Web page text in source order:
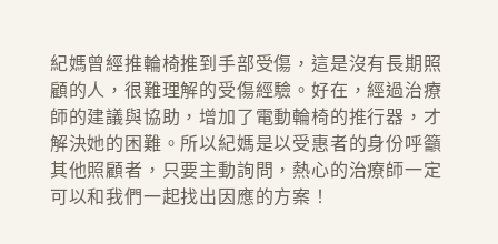
紀媽曾經推輪椅推到手部受傷，這是沒有長期照
顧的人，很難理解的受傷經驗。好在，經過治療
師的建議與協助，增加了電動輪椅的推行器，才
解決她的困難。所以紀媽是以受惠者的身份呼籲
其他照顧者，只要主動詢問，熱心的治療師一定
可以和我們一起找出因應的方案！